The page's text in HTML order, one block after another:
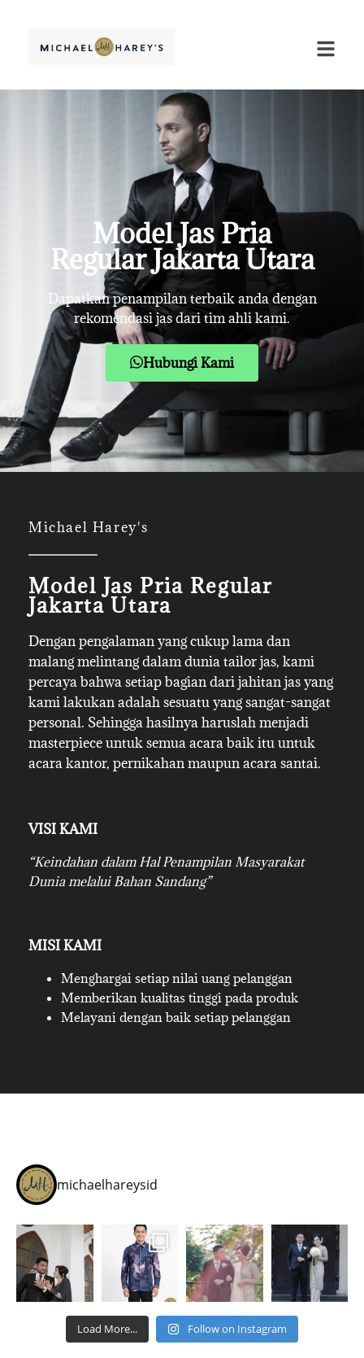
Model Jas Pria
Regular Jakarta Utara
Dapatkan penampilan terbaik anda dengan
rekomendasi jas dari tim ahli kami.
Hubungi Kami
Michael Harey's
Model Jas Pria Regular
Jakarta Utara
Dengan pengalaman yang cukup lama dan
malang melintang dalam dunia tailor jas, kami
percaya bahwa setiap bagian dari jahitan jas yang
kami lakukan adalah sesuatu yang sangat-sangat
personal. Sehingga hasilnya haruslah menjadi
masterpiece untuk semua acara baik itu untuk
acara kantor, pernikahan maupun acara santai.
VISI KAMI
“Keindahan dalam Hal Penampilan Masyarakat
Dunia melalui Bahan Sandang”
MISI KAMI
Menghargai setiap nilai uang pelanggan
Memberikan kualitas tinggi pada produk
Melayani dengan baik setiap pelanggan
michaelhareysid
Load More... Follow on Instagram